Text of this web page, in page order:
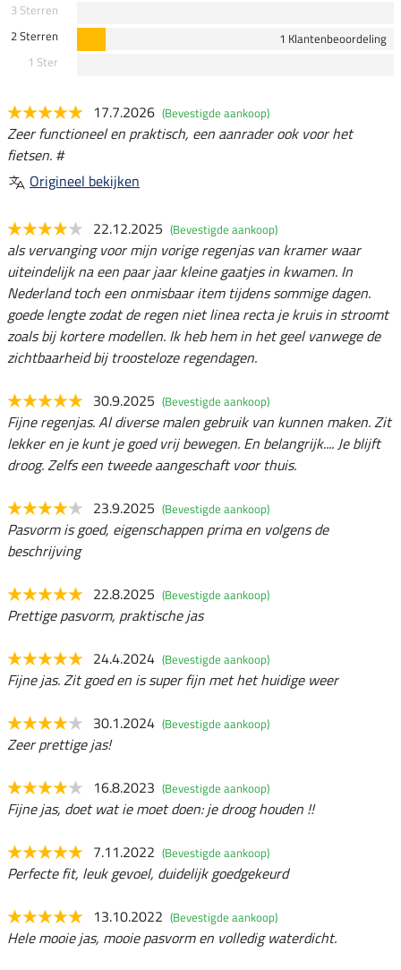
3 Sterren
2 Sterren
1 Klantenbeoordeling
1 Ster
17.7.2026 (Bevestigde aankoop)
Zeer functioneel en praktisch, een aanrader ook voor het
fietsen. #
Origineel bekijken
22.12.2025 (Bevestigde aankoop)
als vervanging voor mijn vorige regenjas van kramer waar
uiteindelijk na een paar jaar kleine gaatjes in kwamen. In
Nederland toch een onmisbaar item tijdens sommige dagen.
goede lengte zodat de regen niet linea recta je kruis in stroomt
zoals bij kortere modellen. Ik heb hem in het geel vanwege de
zichtbaarheid bij troosteloze regendagen.
30.9.2025 (Bevestigde aankoop)
Fijne regenjas. Al diverse malen gebruik van kunnen maken. Zit
lekker en je kunt je goed vrij bewegen. En belangrijk.... Je blijft
droog. Zelfs een tweede aangeschaft voor thuis.
23.9.2025 (Bevestigde aankoop)
Pasvorm is goed, eigenschappen prima en volgens de
beschrijving
22.8.2025 (Bevestigde aankoop)
Prettige pasvorm, praktische jas
24.4.2024 (Bevestigde aankoop)
Fijne jas. Zit goed en is super fijn met het huidige weer
30.1.2024 (Bevestigde aankoop)
Zeer prettige jas!
16.8.2023 (Bevestigde aankoop)
Fijne jas, doet wat ie moet doen: je droog houden !!
7.11.2022 (Bevestigde aankoop)
Perfecte fit, leuk gevoel, duidelijk goedgekeurd
13.10.2022 (Bevestigde aankoop)
Hele mooie jas, mooie pasvorm en volledig waterdicht.